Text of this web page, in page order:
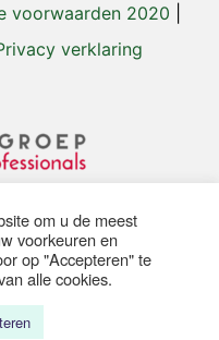
voorwaarden 2020
verklaring
doorWebsitefreaks
om u de meest
voorkeuren en
op "Accepteren" te
alle cookies.